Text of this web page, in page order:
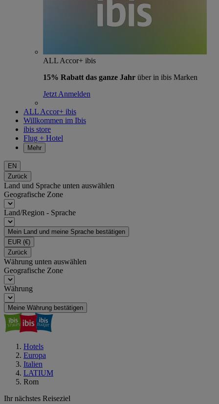
ALL Accor+ ibis
15% Rabatt das ganze Jahr über in ibis Marken
Jetzt Anmelden
ALL Accor+ ibis
Willkommen im Ibis
ibis store
Flug + Hotel
Mehr
EN
Zurück
Land und Sprache unten auswählen
Geografische Zone
Land/Region - Sprache
Mein Land und meine Sprache bestätigen
EUR (€)
Zurück
Währung unten auswählen
Geografische Zone
Währung
Meine Währung bestätigen
Hotels
Europa
Italien
LATIUM
Rom
Ihr nächstes Reiseziel